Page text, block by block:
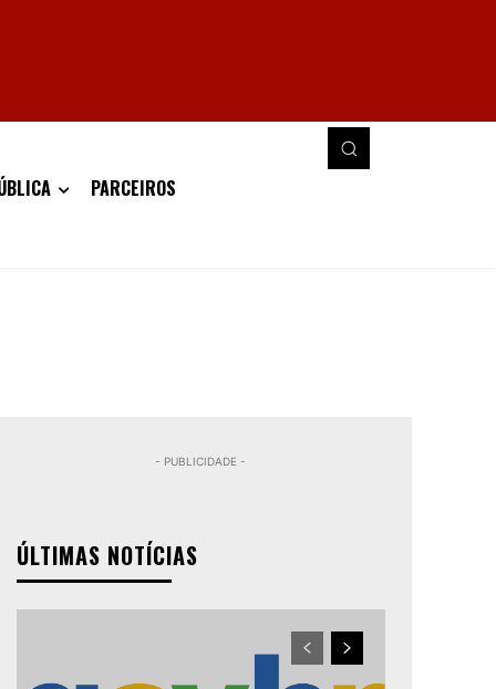
PARCEIROS
- PUBLICIDADE -
ÚLTIMAS NOTÍCIAS